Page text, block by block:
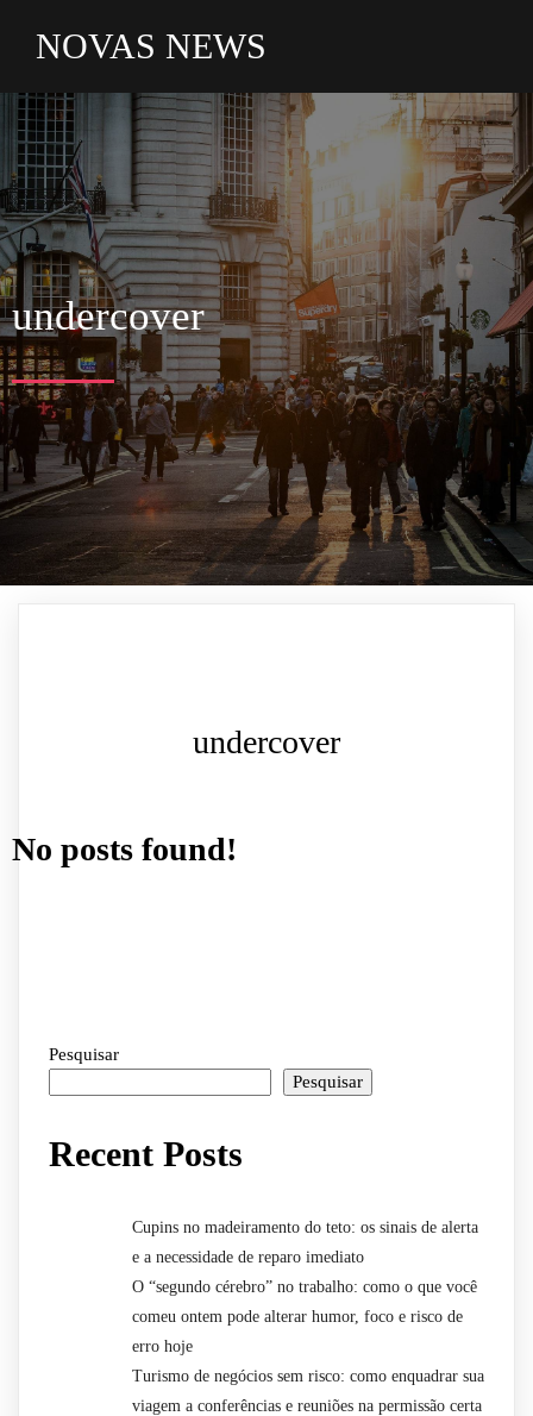
NOVAS NEWS
undercover
undercover
No posts found!
Pesquisar
Pesquisar
Recent Posts
Cupins no madeiramento do teto: os sinais de alerta
e a necessidade de reparo imediato
O “segundo cérebro” no trabalho: como o que você
comeu ontem pode alterar humor, foco e risco de
erro hoje
Turismo de negócios sem risco: como enquadrar sua
viagem a conferências e reuniões na permissão certa